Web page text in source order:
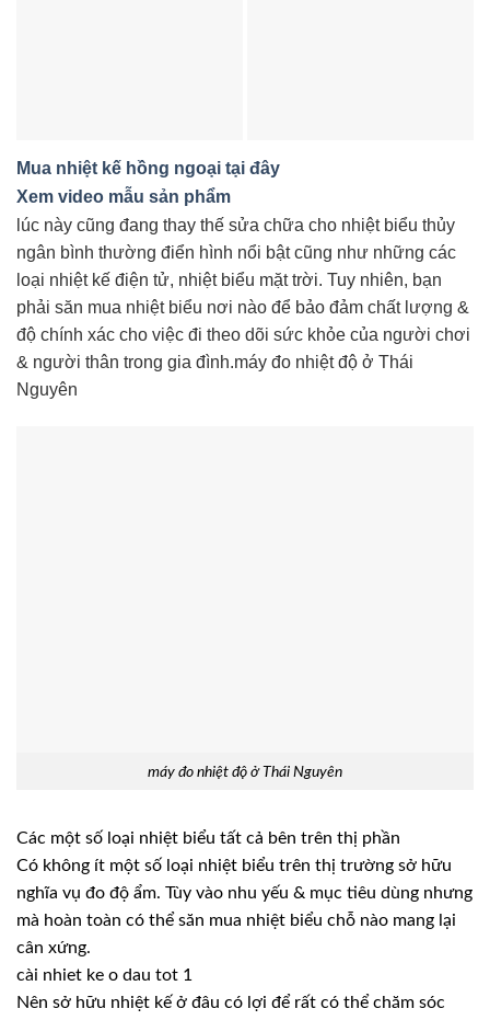
Mua nhiệt kế hồng ngoại tại đây
Xem video mẫu sản phẩm
lúc này cũng đang thay thế sửa chữa cho nhiệt biểu thủy
ngân bình thường điển hình nổi bật cũng như những các
loại nhiệt kế điện tử, nhiệt biểu mặt trời. Tuy nhiên, bạn
phải săn mua nhiệt biểu nơi nào để bảo đảm chất lượng &
độ chính xác cho việc đi theo dõi sức khỏe của người chơi
& người thân trong gia đình.máy đo nhiệt độ ở Thái
Nguyên
máy đo nhiệt độ ở Thái Nguyên
Các một số loại nhiệt biểu tất cả bên trên thị phần
Có không ít một số loại nhiệt biểu trên thị trường sở hữu
nghĩa vụ đo độ ẩm. Tùy vào nhu yếu & mục tiêu dùng nhưng
mà hoàn toàn có thể săn mua nhiệt biểu chỗ nào mang lại
cân xứng.
cài nhiet ke o dau tot 1
Nên sở hữu nhiệt kế ở đâu có lợi để rất có thể chăm sóc